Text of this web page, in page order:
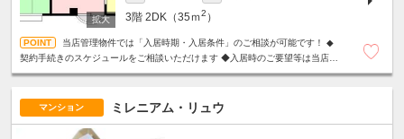
3階 2DK（35ｍ2 ）
当店管理物件では「入居時期・入居条件」のご相談が可能です！ ◆
契約手続きのスケジュールをご相談いただけます ◆入居時のご要望等は当店ま
マンション ミレニアム・リュウ